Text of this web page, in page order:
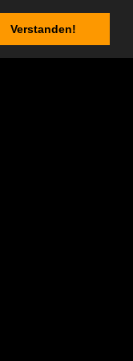
Verstanden!